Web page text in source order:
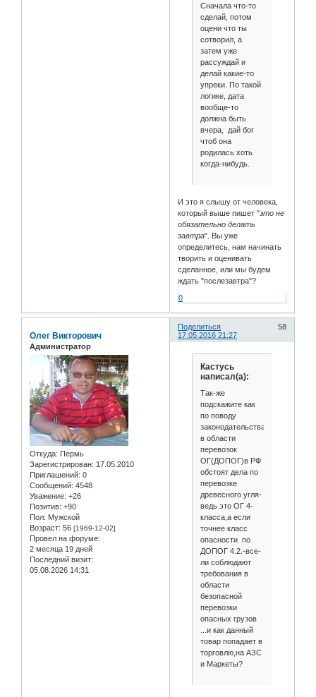
Сначала что-то
сделай, потом
оцени что ты
сотворил, а
затем уже
рассуждай и
делай какие-то
упреки. По такой
логике, дата
вообще-то
должна быть
вчера, дай бог
чтоб она
родилась хоть
когда-нибудь.
И это я слышу от человека,
который выше пишет "это не
обязательно делать
завтра". Вы уже
определитесь, нам начинать
творить и оценивать
сделанное, или мы будем
ждать "послезавтра"?
0
Поделиться
58
17.05.2016 21:27
Олег Викторович
Администратор
Откуда: Пермь
Зарегистрирован: 17.05.2010
Приглашений: 0
Сообщений: 4548
Уважение: +26
Позитив: +90
Пол: Мужской
Возраст: 56 [1969-12-02]
Провел на форуме:
2 месяца 19 дней
Последний визит:
05.08.2026 14:31
Кастусь
написал(а):
Так-же
подскажите как
по поводу
законодательства
в области
перевозок
ОГ(ДОПОГ)в РФ
обстоят дела по
перевозке
древесного угля-
ведь это ОГ 4-
класса,а если
точнее класс
опасности по
ДОПОГ 4.2.-все-
ли соблюдают
требования в
области
безопасной
перевозки
опасных грузов
...и как данный
товар попадает в
торговлю,на АЗС
и Маркеты?